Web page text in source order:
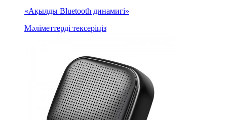
«Ақылды Bluetooth динамигі»
Мәліметтерді тексеріңіз